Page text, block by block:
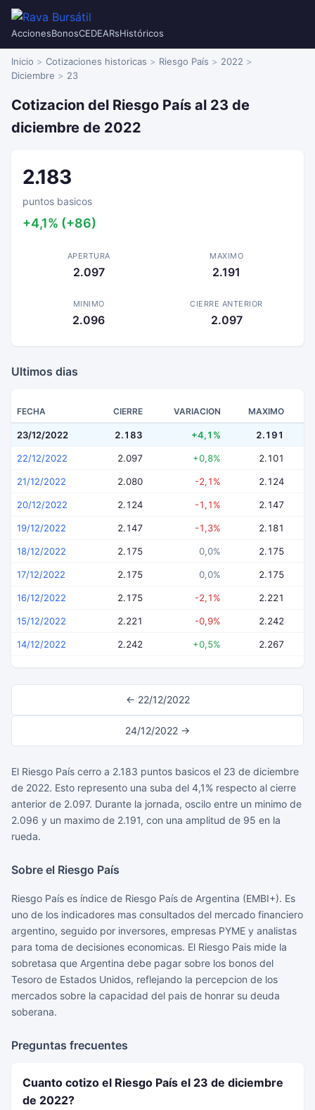
AccionesBonosCEDEARsHistóricos
Inicio Cotizaciones historicas Riesgo País
2022
Diciembre
23
Cotizacion del Riesgo País al 23 de
diciembre de 2022
2.183
puntos basicos
+4,1% (+86)
APERTURA
2.097
MAXIMO
2.191
MINIMO
2.096
CIERRE ANTERIOR
2.097
Ultimos dias
FECHA CIERRE VARIACION MAXIMO
23/12/2022 2.183 +4,1% 2.191
22/12/2022 2.097 +0,8% 2.101
21/12/2022 2.080 -2,1% 2.124
20/12/2022 2.124 -1,1% 2.147
19/12/2022 2.147 -1,3% 2.181
18/12/2022 2.175 0,0% 2.175
17/12/2022 2.175 0,0% 2.175
16/12/2022 2.175 -2,1% 2.221
15/12/2022 2.221 -0,9% 2.242
14/12/2022 2.242 +0,5% 2.267
← 22/12/2022
24/12/2022 →
El Riesgo País cerro a 2.183 puntos basicos el 23 de diciembre
de 2022. Esto represento una suba del 4,1% respecto al cierre
anterior de 2.097. Durante la jornada, oscilo entre un minimo de
2.096 y un maximo de 2.191, con una amplitud de 95 en la
rueda.
Sobre el Riesgo País
Riesgo País es índice de Riesgo País de Argentina (EMBI+). Es
uno de los indicadores mas consultados del mercado financiero
argentino, seguido por inversores, empresas PYME y analistas
para toma de decisiones economicas. El Riesgo Pais mide la
sobretasa que Argentina debe pagar sobre los bonos del
Tesoro de Estados Unidos, reflejando la percepcion de los
mercados sobre la capacidad del pais de honrar su deuda
soberana.
Preguntas frecuentes
Cuanto cotizo el Riesgo País el 23 de diciembre
de 2022?